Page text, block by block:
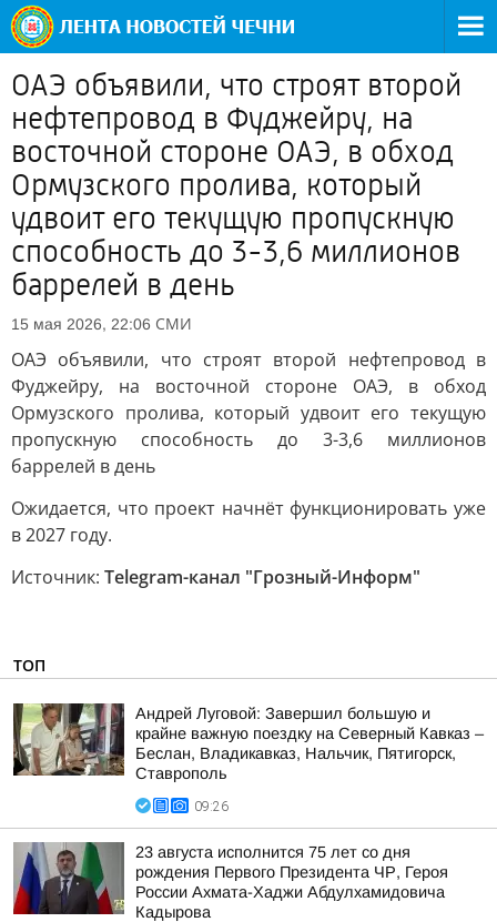
ОАЭ объявили, что строят второй
нефтепровод в Фуджейру, на
восточной стороне ОАЭ, в обход
Ормузского пролива, который
удвоит его текущую пропускную
способность до 3-3,6 миллионов
баррелей в день
15 мая 2026, 22:06 СМИ
ОАЭ объявили, что строят второй нефтепровод в
Фуджейру, на восточной стороне ОАЭ, в обход
Ормузского пролива, который удвоит его текущую
пропускную способность до 3-3,6 миллионов
баррелей в день
Ожидается, что проект начнёт функционировать уже
в 2027 году.
Источник: Telegram-канал "Грозный-Информ"
ТОП
Андрей Луговой: Завершил большую и
крайне важную поездку на Северный Кавказ –
Беслан, Владикавказ, Нальчик, Пятигорск,
Ставрополь
09:26
23 августа исполнится 75 лет со дня
рождения Первого Президента ЧР, Героя
России Ахмата-Хаджи Абдулхамидовича
Кадырова